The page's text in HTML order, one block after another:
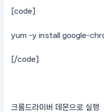
[code]
yum -y install google-
[/code]
크롬드라이버 데몬으로 실행